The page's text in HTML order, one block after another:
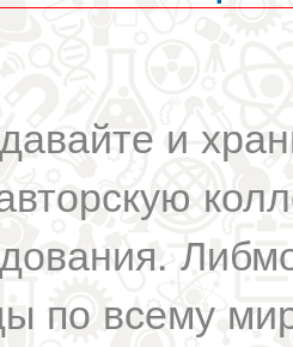
и
по всему